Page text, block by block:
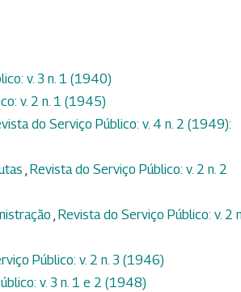
v. 3 n. 1 (1940)
v. 2 n. 1 (1945)
do Serviço Público: v. 4 n. 2 (1949):
, Revista do Serviço Público: v. 2 n. 2
, Revista do Serviço Público: v. 2
Público: v. 2 n. 3 (1946)
v. 3 n. 1 e 2 (1948)